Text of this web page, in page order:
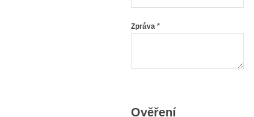
Zpráva *
Ověření